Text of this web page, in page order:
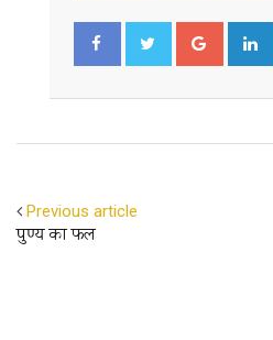
Google+
Previous article
पुण्य का फल